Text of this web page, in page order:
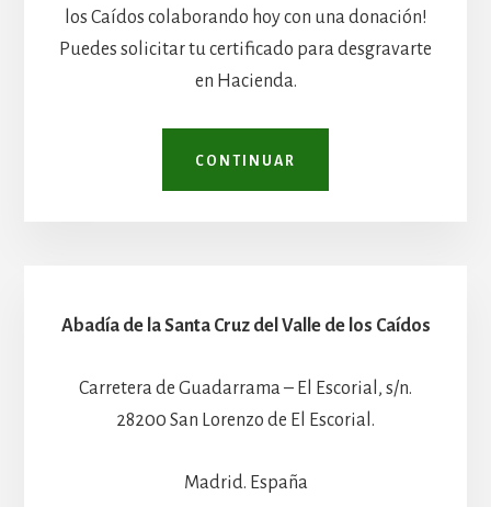
los Caídos colaborando hoy con una donación!
Puedes solicitar tu certificado para desgravarte
en Hacienda.
CONTINUAR
Abadía de la Santa Cruz del Valle de los Caídos
Carretera de Guadarrama – El Escorial, s/n.
28200 San Lorenzo de El Escorial.
Madrid. España